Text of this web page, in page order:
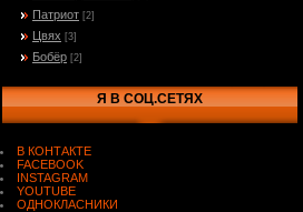
Патриот [2]
Цвях [3]
Бобёр [2]
Я В СОЦ.СЕТЯХ
В КОНТАКТЕ
FACEBOOK
INSTAGRAM
YOUTUBE
ОДНОКЛАСНИКИ